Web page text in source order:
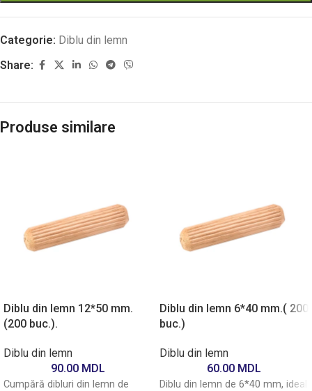
Categorie: Diblu din lemn
Share:
Produse similare
Diblu din lemn 12*50 mm.
(200 buc.).
Diblu din lemn
90.00 MDL
Cumpără dibluri din lemn de
Diblu din lemn 6*40 mm.( 200
buc.)
Diblu din lemn
60.00 MDL
Diblu din lemn de 6*40 mm, ideal